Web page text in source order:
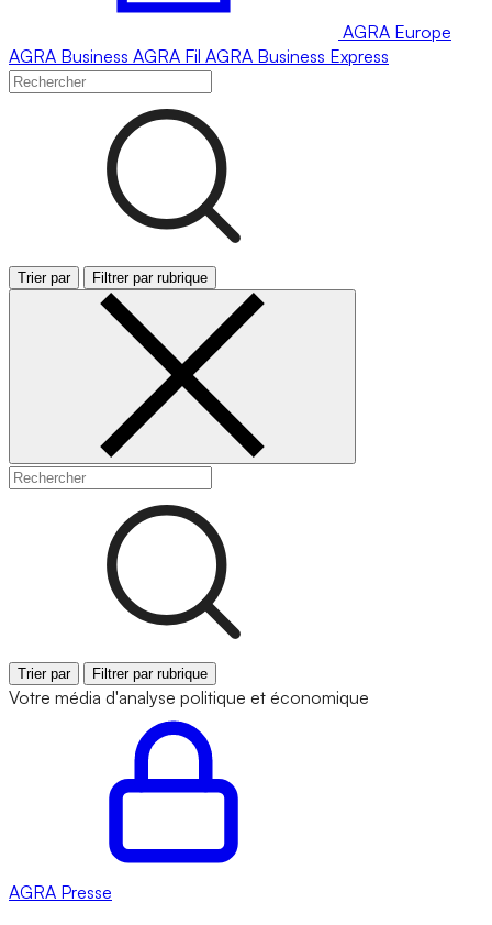
AGRA Europe
AGRA Business AGRA Fil AGRA Business Express
Trier par Filtrer par rubrique
Trier par Filtrer par rubrique
Votre média d'analyse politique et économique
AGRA Presse